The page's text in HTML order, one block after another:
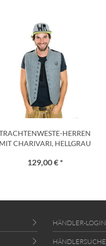
HERREN
MIT CHARIVARI, HELLGRAU
129,00 € *
HÄNDLER-LOGIN
HÄNDLERSUCHE